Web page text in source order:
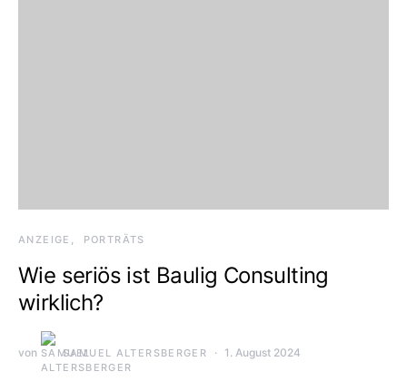
ANZEIGE PORTRÄTS
Wie seriös ist Baulig Consulting
wirklich?
von SAMUEL ALTERSBERGER 1. August 2024